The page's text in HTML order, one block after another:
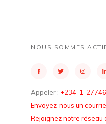
NOUS SOMMES
Appeler : +234-1-
Envoyez-nous un
Rejoignez notre réseau